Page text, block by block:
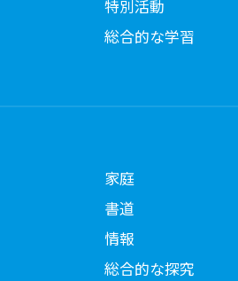
特別活動
総合的な学習
家庭
書道
情報
総合的な探究